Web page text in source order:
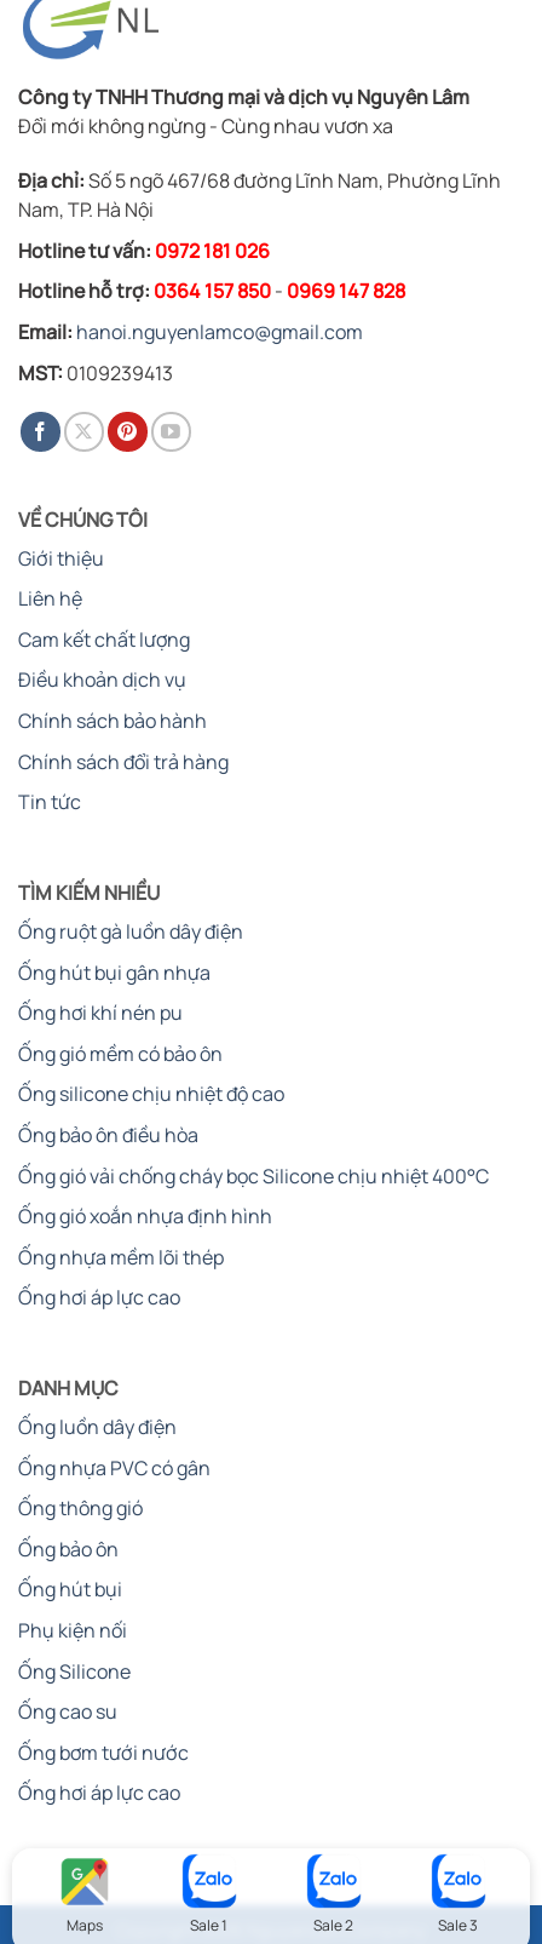
Công ty TNHH Thương mại và dịch vụ Nguyên Lâm
Đổi mới không ngừng - Cùng nhau vươn xa
Địa chỉ:Số 5 ngõ 467/68 đường Lĩnh Nam, Phường Lĩnh
Nam, TP. Hà Nội
Hotline tư vấn: 0972 181 026
Hotline hỗ trợ: 0364 157 850- 0969 147 828
Email: hanoi.nguyenlamco@gmail.com
MST: 0109239413
VỀ CHÚNG TÔI
Giới thiệu
Liên hệ
Cam kết chất lượng
Điều khoản dịch vụ
Chính sách bảo hành
Chính sách đổi trả hàng
Tin tức
TÌM KIẾM NHIỀU
Ống ruột gà luồn dây điện
Ống hút bụi gân nhựa
Ống hơi khí nén pu
Ống gió mềm có bảo ôn
Ống silicone chịu nhiệt độ cao
Ống bảo ôn điều hòa
Ống gió vải chống cháy bọc Silicone chịu nhiệt 400°C
Ống gió xoắn nhựa định hình
Ống nhựa mềm lõi thép
Ống hơi áp lực cao
DANH MỤC
Ống luồn dây điện
Ống nhựa PVC có gân
Ống thông gió
Ống bảo ôn
Ống hút bụi
Phụ kiện nối
Ống Silicone
Ống cao su
Ống bơm tưới nước
Ống hơi áp lực cao
Copyright 2026 NguyenLam Company
Maps Sale 1 Sale 2 Sale 3